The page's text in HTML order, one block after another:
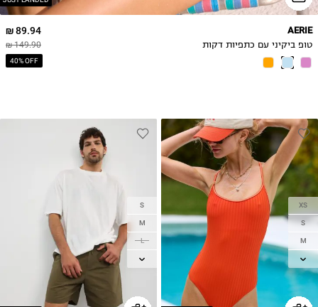
89.94 ₪
149.90 ₪
40% OFF
AERIE
טופ ביקיני עם כתפיות דקות
XS
S
M
L
XL
S
M
L
XL